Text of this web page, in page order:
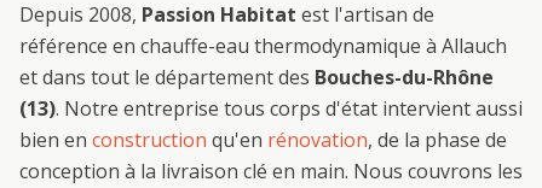
Depuis 2008, Passion Habitat est l'artisan de
référence en chauffe-eau thermodynamique à Allauch
et dans tout le département des Bouches-du-Rhône
(13). Notre entreprise tous corps d'état intervient aussi
bien en construction qu'en rénovation, de la phase de
conception à la livraison clé en main. Nous couvrons les